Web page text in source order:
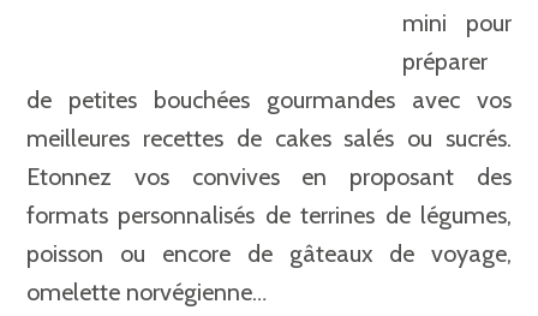
mini pour
préparer
de petites bouchées gourmandes avec vos
meilleures recettes de cakes salés ou sucrés.
Etonnez vos convives en proposant des
formats personnalisés de terrines de légumes,
poisson ou encore de gâteaux de voyage,
omelette norvégienne…